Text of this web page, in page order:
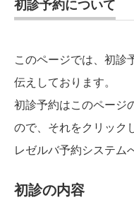
初診予約について
このページでは、初診
伝えしております。
初診予約はこのページ
ので、それをクリック
レゼルバ予約システム
初診の内容